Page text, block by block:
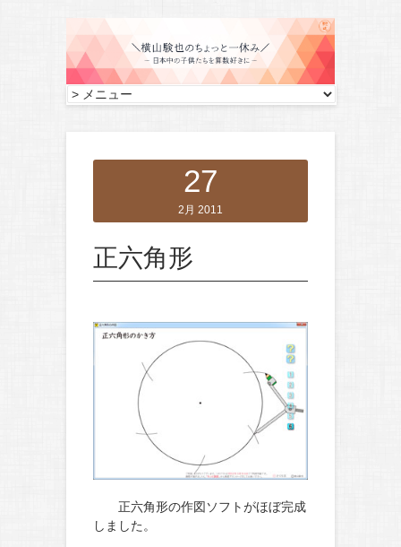
27
2月 2011
正六角形
正六角形の作図ソフトがほぼ完成
しました。